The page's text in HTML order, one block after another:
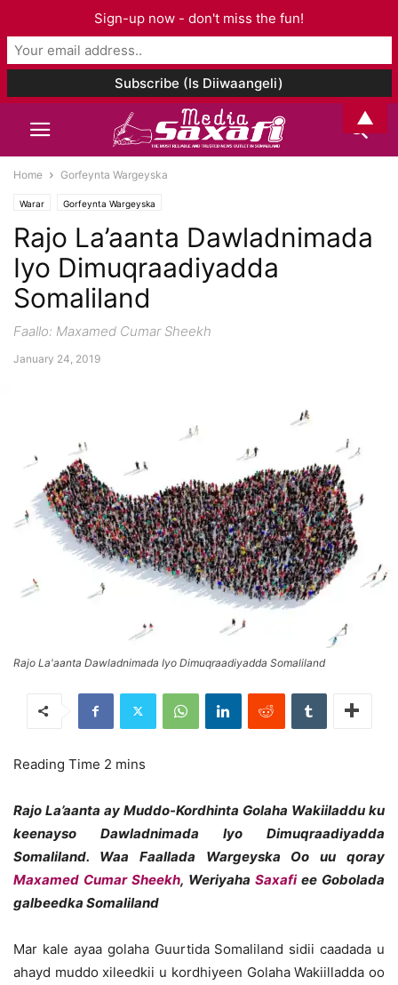
Home Gorfeynta Wargeyska
Warar Gorfeynta Wargeyska
Rajo La’aanta Dawladnimada
Iyo Dimuqraadiyadda
Somaliland
Faallo: Maxamed Cumar Sheekh
January 24, 2019
Rajo La'aanta Dawladnimada Iyo Dimuqraadiyadda Somaliland
Rajo La’aanta ay Muddo-Kordhinta Golaha Wakiiladdu ku
keenayso Dawladnimada Iyo Dimuqraadiyadda
Somaliland. Waa Faallada Wargeyska Oo uu qoray
Maxamed Cumar Sheekh, Weriyaha Saxafiee Gobolada
galbeedka Somaliland
Mar kale ayaa golaha Guurtida Somaliland sidii caadada u
ahayd muddo xileedkii u kordhiyeen Golaha Wakiilladda oo
Sign-up now - don't miss the fun!
▲